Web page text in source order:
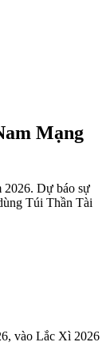
Mạng
2026. Dự báo sự
Túi Thần Tài
vào Lắc Xì 2026